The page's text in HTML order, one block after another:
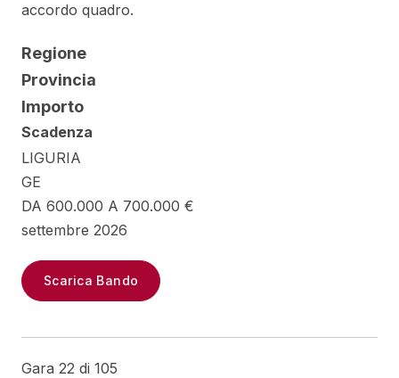
accordo quadro.
Regione
Provincia
Importo
Scadenza
LIGURIA
GE
DA 600.000 A 700.000 €
settembre 2026
Scarica Bando
Gara 22 di 105